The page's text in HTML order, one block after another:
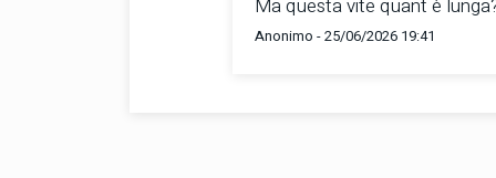
Ma questa vite quant è
Anonimo - 25/06/2026 19:41